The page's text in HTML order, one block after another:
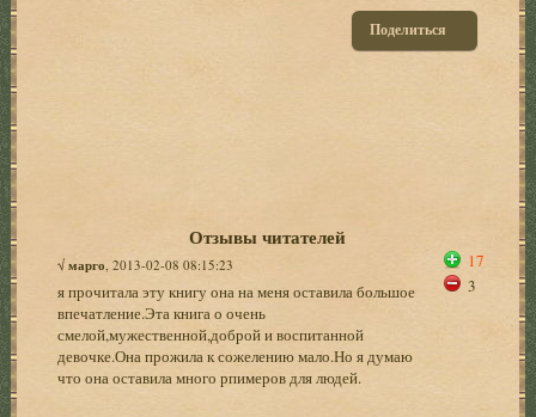
Поделиться
Отзывы читателей
√марго , 2013-02-08 08:15:23
я прочитала эту книгу она на меня оставила большое
впечатление.Эта книга о очень
смелой,мужественной,доброй и воспитанной
девочке.Она прожила к сожелению мало.Но я думаю
что она оставила много рпимеров для людей.
17
3